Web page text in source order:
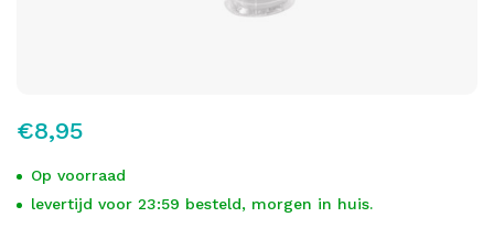
€8,95
Op voorraad
levertijd voor 23:59 besteld, morgen in huis.